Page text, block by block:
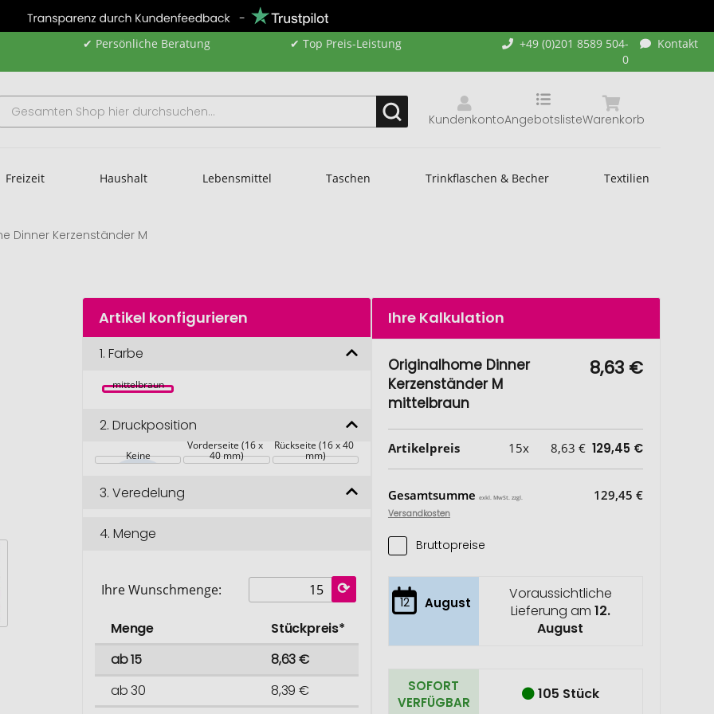
✔ Persönliche Beratung ✔ Top Preis-Leistung
+49 (0)201 8589 504-
0
Kontakt
Kundenkonto Warenkorb
Angebotsliste
Freizeit Haushalt Lebensmittel Taschen Trinkflaschen & Becher Textilien
Dinner Kerzenständer M
Artikel konfigurieren
1.Farbe
mittelbraun
2.Druckposition
Keine
Vorderseite (16 x
40 mm)
Rückseite (16 x 40
mm)
3.Veredelung
4.Menge
Ihre Wunschmenge:
Menge
Stückpreis*
ab 15
8,63 €
ab 30
8,39 €
Ihre Kalkulation
Originalhome Dinner
Kerzenständer M
mittelbraun
8,63 €
Artikelpreis 15x 8,63 € 129,45 €
Gesamtsumme exkl. MwSt. zzgl.
Versandkosten
129,45 €
Bruttopreise
12 August
Voraussichtliche
Lieferung am 12.
August
SOFORT
VERFÜGBAR
105 Stück